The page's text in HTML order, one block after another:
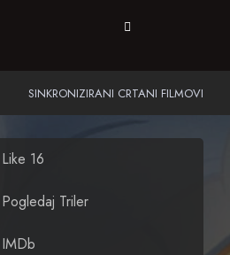
SINKRONIZIRANI CRTANI FILMOVI
Like 16
Pogledaj Triler
IMDb